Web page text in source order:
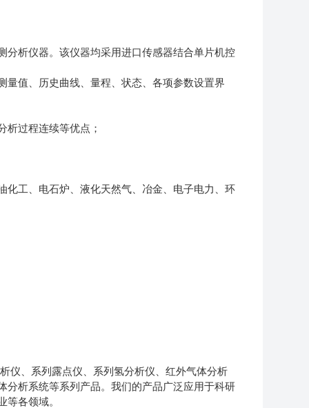
析仪器。该仪器均采用进口传感器结合单片机控
值、历史曲线、量程、状态、各项参数设置界
过程连续等优点；
化工、电石炉、液化天然气、冶金、电子电力、环
仪、系列露点仪、系列氢分析仪、红外气体分析
分析系统等系列产品。我们的产品广泛应用于科研
各领域。